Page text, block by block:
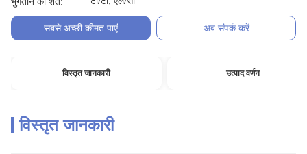
सबसे अच्छी कीमत पाएं अब संपर्क करें
विस्तृत जानकारी उत्पाद वर्णन
विस्तृत जानकारी